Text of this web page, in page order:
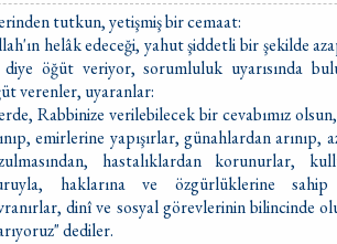
tutkun, yetişmiş bir cemaat:
helâk edeceği, yahut şiddetli bir şekilde
öğüt veriyor, sorumluluk uyarısında
verenler, uyaranlar:
Rabbinize verilebilecek bir cevabımız
emirlerine yapışırlar, günahlardan arınıp,
hastalıklardan korunurlar,
haklarına ve özgürlüklerine sahip
dinî ve sosyal görevlerinin bilincinde
dediler.